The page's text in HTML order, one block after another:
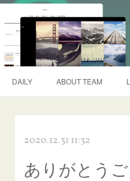
DAILY ABOUT TEAM
2020.12.31 11:32
ありがとうご